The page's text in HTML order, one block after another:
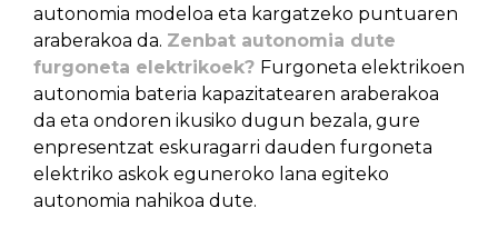
autonomia modeloa eta kargatzeko puntuaren
araberakoa da. Zenbat autonomia dute
furgoneta elektrikoek? Furgoneta elektrikoen
autonomia bateria kapazitatearen araberakoa
da eta ondoren ikusiko dugun bezala, gure
enpresentzat eskuragarri dauden furgoneta
elektriko askok eguneroko lana egiteko
autonomia nahikoa dute.